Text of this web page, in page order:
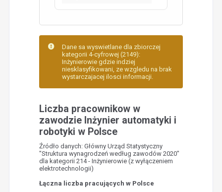
Dane sa wyswietlane dla zbiorczej
kategorii 4-cyfrowej (2149):
Inżynierowie gdzie indziej
niesklasyfikowani, ze wzgledu na brak
wystarczajacej ilosci informacji.
Liczba pracownikow w
zawodzie Inżynier automatyki i
robotyki w Polsce
Źródło danych: Główny Urząd Statystyczny
"Struktura wynagrodzeń według zawodów 2020"
dla kategorii 214 - Inżynierowie (z wyłączeniem
elektrotechnologii)
Łączna liczba pracujących w Polsce